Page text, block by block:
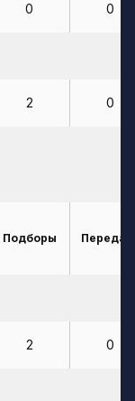
0 0
2 0
Подборы
2 0